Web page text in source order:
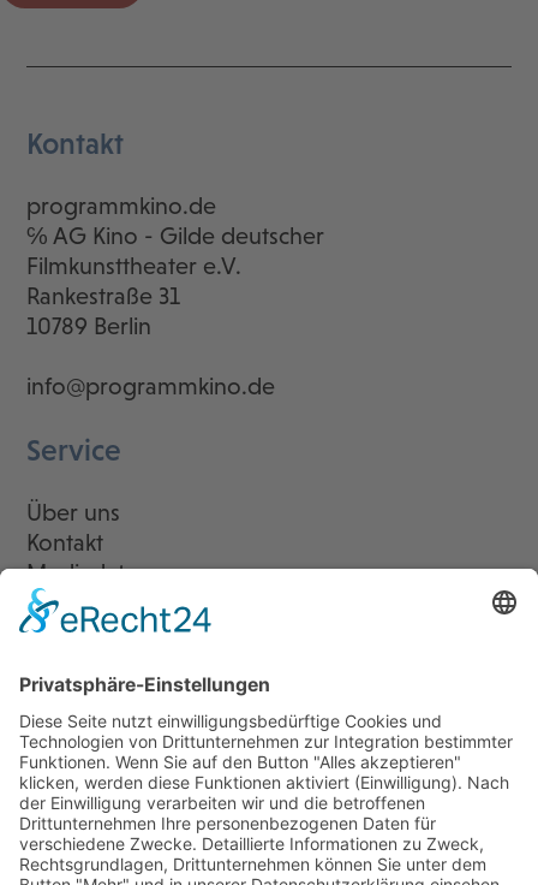
Kontakt
programmkino.de
℅ AG Kino - Gilde deutscher
Filmkunsttheater e.V.
Rankestraße 31
10789 Berlin
info@programmkino.de
Service
Über uns
Kontakt
Mediadaten
Newsletter
LogIn
Legal
Impressum
Datenschutzerklärung
Cookie-Einstellungen